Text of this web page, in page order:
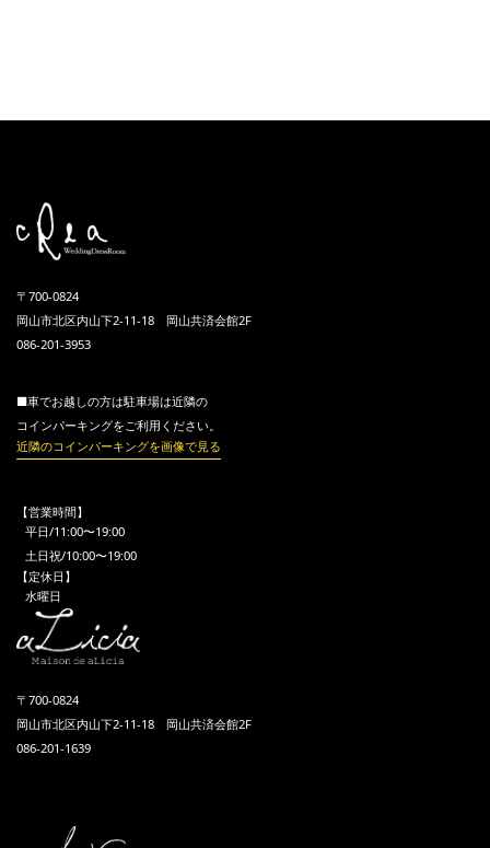
〒700-0824
岡山市北区内山下2-11-18 岡山共済会館2F
086-201-3953
■車でお越しの方は駐車場は近隣の
コインパーキングをご利用ください。
近隣のコインパーキングを画像で見る
【営業時間】
平日/11:00〜19:00
土日祝/10:00〜19:00
【定休日】
水曜日
〒700-0824
岡山市北区内山下2-11-18 岡山共済会館2F
086-201-1639